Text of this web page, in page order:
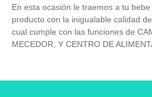
En esta ocasión le traemos a tu
producto con la inigualable calidad
cual cumple con las funciones de
MECEDOR, Y CENTRO DE